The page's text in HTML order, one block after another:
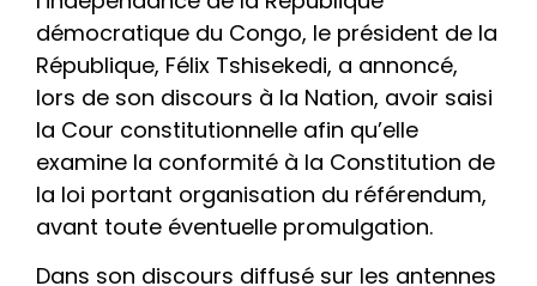
démocratique du Congo, le président de la
République, Félix Tshisekedi, a annoncé,
lors de son discours à la Nation, avoir saisi
la Cour constitutionnelle afin qu’elle
examine la conformité à la Constitution de
la loi portant organisation du référendum,
avant toute éventuelle promulgation.
Dans son discours diffusé sur les antennes